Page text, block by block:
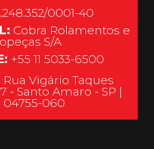
0001-40
Cobra Rolamentos e
S/A
+55 11 5033-6500
Rua Vigário Taques
- Santo Amaro - SP |
04755-060